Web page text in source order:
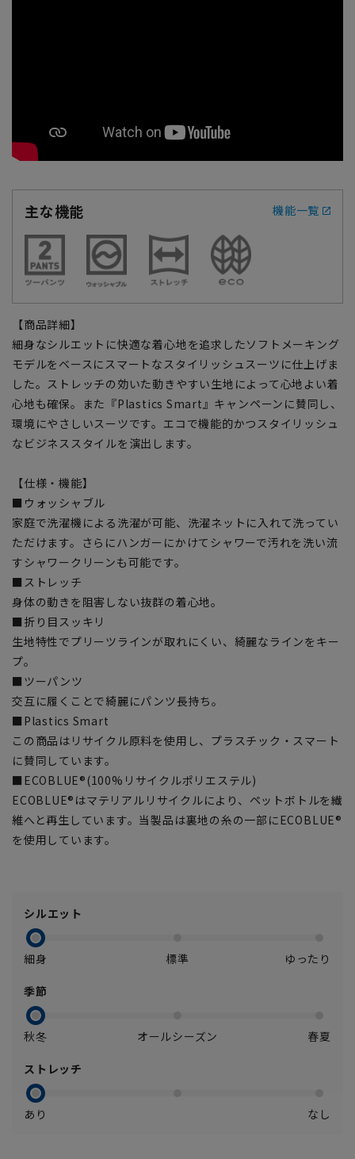
主な機能 機能一覧
【商品詳細】
細身なシルエットに快適な着心地を追求したソフトメーキング
モデルをベースにスマートなスタイリッシュスーツに仕上げま
した。ストレッチの効いた動きやすい生地によって心地よい着
心地も確保。また『Plastics Smart』キャンペーンに賛同し、
環境にやさしいスーツです。エコで機能的かつスタイリッシュ
なビジネススタイルを演出します。
【仕様・機能】
■ウォッシャブル
家庭で洗濯機による洗濯が可能、洗濯ネットに入れて洗ってい
ただけます。さらにハンガーにかけてシャワーで汚れを洗い流
すシャワークリーンも可能です。
■ストレッチ
身体の動きを阻害しない抜群の着心地。
■折り目スッキリ
生地特性でプリーツラインが取れにくい、綺麗なラインをキー
プ。
■ツーパンツ
交互に履くことで綺麗にパンツ長持ち。
■Plastics Smart
この商品はリサイクル原料を使用し、プラスチック・スマート
に賛同しています。
■ECOBLUE®(100%リサイクルポリエステル)
ECOBLUE®はマテリアルリサイクルにより、ペットボトルを繊
維へと再生しています。当製品は裏地の糸の一部にECOBLUE®
を使用しています。
シルエット
細身 標準 ゆったり
季節
秋冬 オールシーズン 春夏
ストレッチ
あり なし